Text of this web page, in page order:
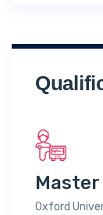
Master
Oxford